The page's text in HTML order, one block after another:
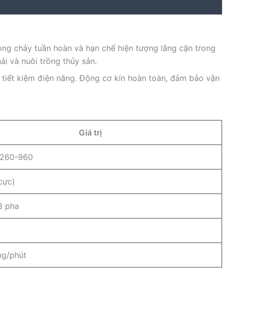
chảy tuần hoàn và hạn chế hiện tượng lắng cặn trong
và nuôi trồng thủy sản.
kiệm điện năng. Động cơ kín hoàn toàn, đảm bảo vận
Giá trị
960
pha
phút